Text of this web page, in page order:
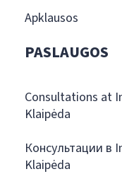
Apklausos
PASLAUGOS
Consultations at
Klaipėda
Консультации в
Klaipėda